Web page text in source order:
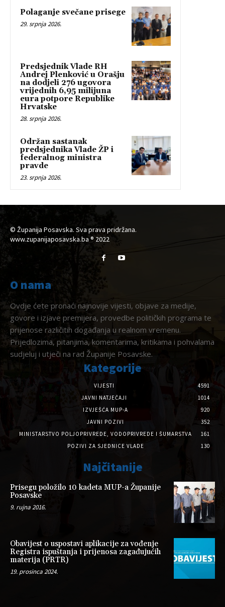
Polaganje svečane prisege
29. srpnja 2026.
Predsjednik Vlade RH
Andrej Plenković u Orašju
na dodjeli 276 ugovora
vrijednih 6,95 milijuna
eura potpore Republike
Hrvatske
28. srpnja 2026.
Održan sastanak
predsjednika Vlade ŽP i
federalnog ministra
pravde
23. srpnja 2026.
© Županija Posavska. Sva prava pridržana.
www.zupanijaposavska.ba ® 2022
O nama
Ovdje ćete pronaći najnovije vijesti, objave za medije,
govore i izjave premijera, provedbe političkih programa te
prijenose različitih događanja u realnom vremenu.
Prijedlozima, pitanjima, komentarima, kritikama i pohvalama
sudjeluj i utječi na rad Županije Posavske.
Kategorije
VIJESTI
4591
JAVNI NATJEČAJI
1014
IZVJEŠĆA MUP-A
920
JAVNI POZIVI
352
MINISTARSTVO POLJOPRIVREDE, VODOPRIVREDE I ŠUMARSTVA
161
POZIVI ZA SJEDNICE VLADE
130
Najčitanije
Prisegu položilo 10 kadeta MUP-a Županije
Posavske
9. rujna 2016.
Obavijest o uspostavi aplikacije za vođenje
Registra ispuštanja i prijenosa zagađujućih
materija (PRTR)
19. prosinca 2024.